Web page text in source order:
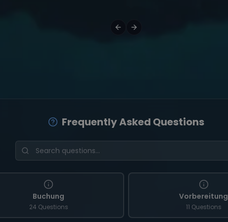
Frequently Asked Questions
Buchung
24 Questions
Vorbereitung
11 Questions